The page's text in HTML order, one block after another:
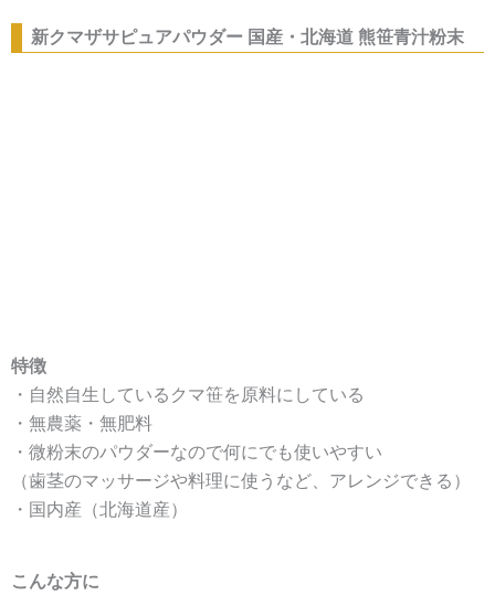
新クマザサピュアパウダー 国産・北海道 熊笹青汁粉末
特徴
・自然自生しているクマ笹を原料にしている
・無農薬・無肥料
・微粉末のパウダーなので何にでも使いやすい
（歯茎のマッサージや料理に使うなど、アレンジできる）
・国内産（北海道産）
こんな方に